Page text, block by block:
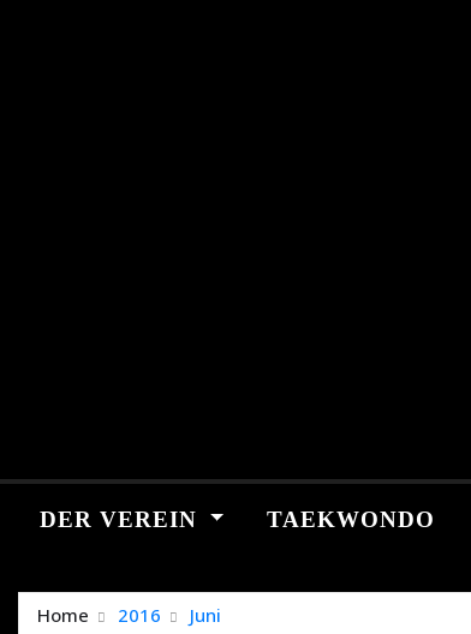
DER VEREIN TAEKWONDO
Home 2016 Juni